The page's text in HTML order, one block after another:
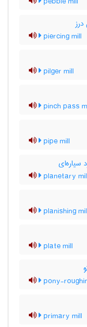
piercing mill
pilger mill
pinch pass
pipe mill
سیاره‌ای
planetary
planishing
plate mill
pony-
primary mill